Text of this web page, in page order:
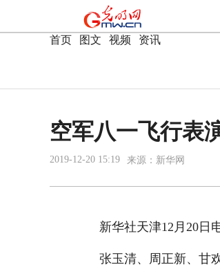
首页
图文 视频 资讯
空军八一飞行表
2019-12-20 15:19 来源： 新华网
新华社天津12月20日
张玉清、周正新、甘